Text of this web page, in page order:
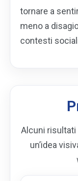
tornare a
meno a
contesti
Alcuni
un’idea